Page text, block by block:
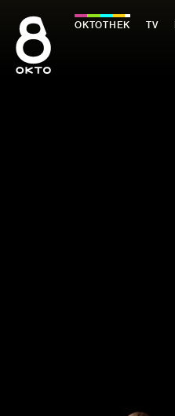
Inhalt
springen
OKTOTHEK TV